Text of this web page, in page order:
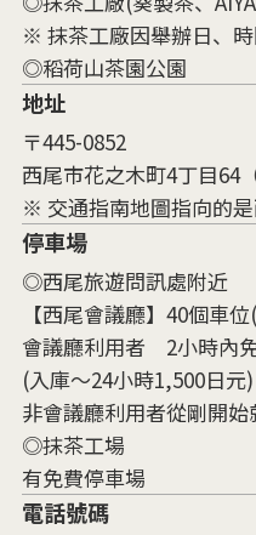
※ 抹茶工廠因舉辦日、
◎稻荷山茶園公園
地址
〒445-0852
西尾市花之木町4丁目64
※ 交通指南地圖指向的
停車場
◎西尾旅遊問訊處附近
【西尾會議廳】40個車
會議廳利用者 2小時內
(入庫～24小時1,500日元)
非會議廳利用者從剛開
◎抹茶工場
有免費停車場
電話號碼